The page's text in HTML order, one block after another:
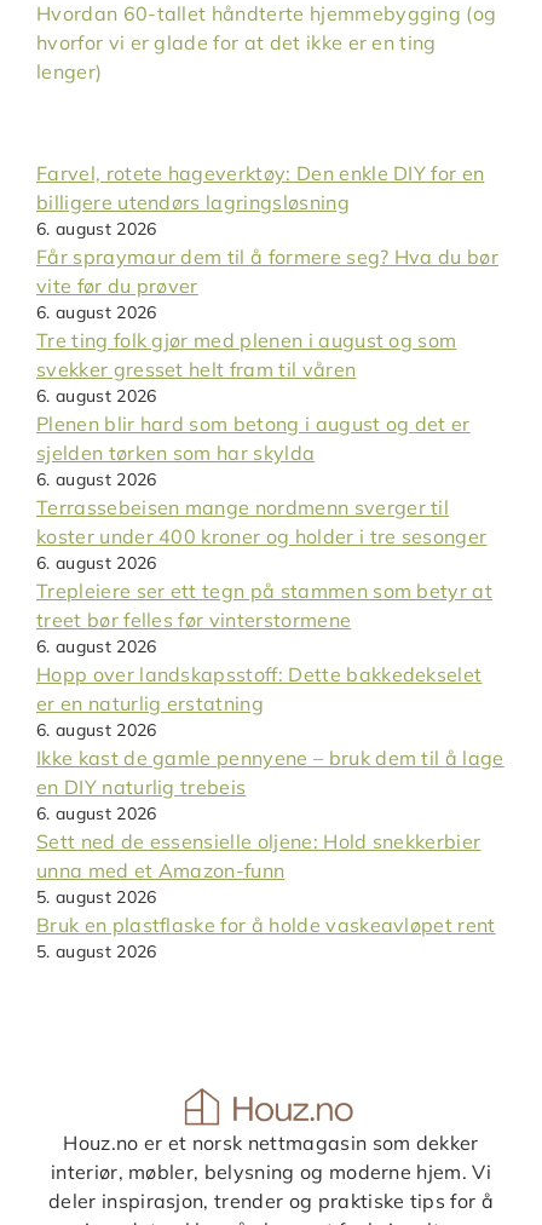
Hvordan 60-tallet håndterte hjemmebygging (og
hvorfor vi er glade for at det ikke er en ting
lenger)
Farvel, rotete hageverktøy: Den enkle DIY for en
billigere utendørs lagringsløsning
6. august 2026
Får spraymaur dem til å formere seg? Hva du bør
vite før du prøver
6. august 2026
Tre ting folk gjør med plenen i august og som
svekker gresset helt fram til våren
6. august 2026
Plenen blir hard som betong i august og det er
sjelden tørken som har skylda
6. august 2026
Terrassebeisen mange nordmenn sverger til
koster under 400 kroner og holder i tre sesonger
6. august 2026
Trepleiere ser ett tegn på stammen som betyr at
treet bør felles før vinterstormene
6. august 2026
Hopp over landskapsstoff: Dette bakkedekselet
er en naturlig erstatning
6. august 2026
Ikke kast de gamle pennyene – bruk dem til å lage
en DIY naturlig trebeis
6. august 2026
Sett ned de essensielle oljene: Hold snekkerbier
unna med et Amazon-funn
5. august 2026
Bruk en plastflaske for å holde vaskeavløpet rent
5. august 2026
Houz.no er et norsk nettmagasin som dekker
interiør, møbler, belysning og moderne hjem. Vi
deler inspirasjon, trender og praktiske tips for å